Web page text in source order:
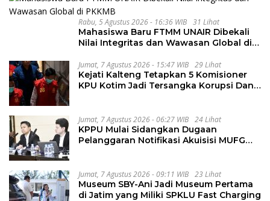
Rabu, 5 Agustus 2026 - 16:36 WIB 31 Lihat
Mahasiswa Baru FTMM UNAIR Dibekali
Nilai Integritas dan Wawasan Global di
Jumat, 7 Agustus 2026 - 15:47 WIB 29 Lihat
Kejati Kalteng Tetapkan 5 Komisioner
KPU Kotim Jadi Tersangka Korupsi Dana
Jumat, 7 Agustus 2026 - 06:27 WIB 24 Lihat
KPPU Mulai Sidangkan Dugaan
Pelanggaran Notifikasi Akuisisi MUFG
Jumat, 7 Agustus 2026 - 09:11 WIB 23 Lihat
Museum SBY-Ani Jadi Museum Pertama
di Jatim yang Miliki SPKLU Fast Charging